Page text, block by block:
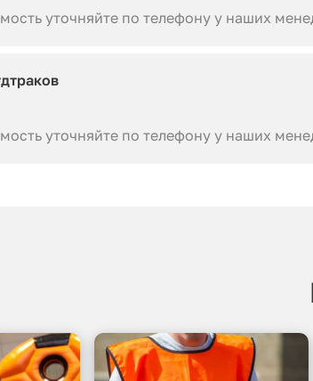
уточняйте по телефону у наших
уточняйте по телефону у наших